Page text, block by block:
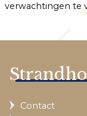
verwachtingen te
Contact